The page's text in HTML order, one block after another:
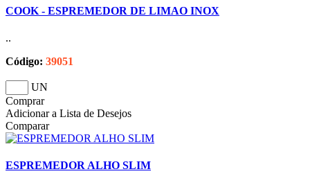
COOK - ESPREMEDOR DE LIMAO INOX
..
Código: 39051
UN
Comprar
Adicionar a Lista de Desejos
Comparar
ESPREMEDOR ALHO SLIM